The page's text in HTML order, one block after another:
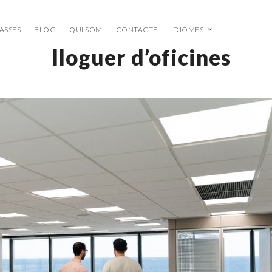
BLOG QUI SOM CONTACTE IDIOMES
lloguer d’oficines